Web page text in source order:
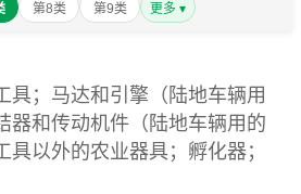
第8类 第9类 更多 ▾
具；马达和引擎（陆地车辆用
器和传动机件（陆地车辆用的
具以外的农业器具；孵化器；